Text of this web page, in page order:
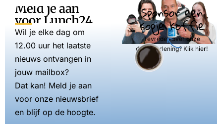
Meld je aan
voor Lunch24
Wil je elke dag om
12.00 uur het laatste
nieuws ontvangen in
jouw mailbox?
Dat kan! Meld je aan
voor onze nieuwsbrief
en blijf op de hoogte.
Sponsor een
kopje koffie
Tevreden over onze
dienstverlening? Klik hier!